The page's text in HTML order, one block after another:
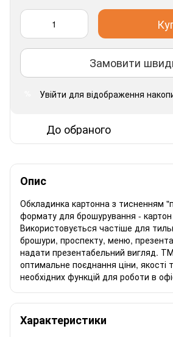
Замовити
Увійти для відображення
До обраного
Опис
Обкладинка картонна з тисненням
формату для брошурування -
Використовується частіше для
брошури, проспекту, меню,
надати презентабельний вигляд.
оптимальне поєднання ціни, якості
необхідних функцій для роботи в
Характеристики